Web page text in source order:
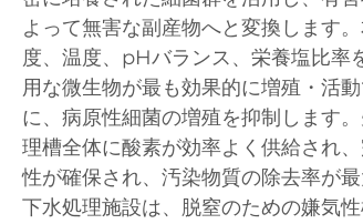
よって無害な副産物へと変換します
度、温度、pHバランス、栄養塩比率
用な微生物が最も効果的に増殖・活
に、病原性細菌の増殖を抑制します
理槽全体に酸素が効率よく供給され
性が確保され、汚染物質の除去率が
下水処理施設は、脱窒のための嫌気